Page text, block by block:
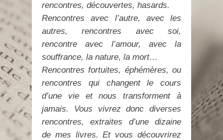
rencontres, découvertes, hasards.
Rencontres avec l’autre, avec les
autres, rencontres avec soi,
rencontre avec l’amour, avec la
souffrance, la nature, la mort…
Rencontres fortuites, éphémères, ou
rencontres qui changent le cours
d’une vie et nous transforment à
jamais. Vous vivrez donc diverses
rencontres, extraites d’une dizaine
de mes livres. Et vous découvrirez